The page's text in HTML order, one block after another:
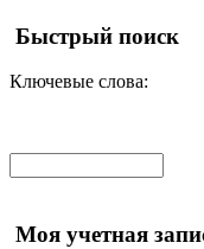
Быстрый поиск
Ключевые слова:
Моя учетная